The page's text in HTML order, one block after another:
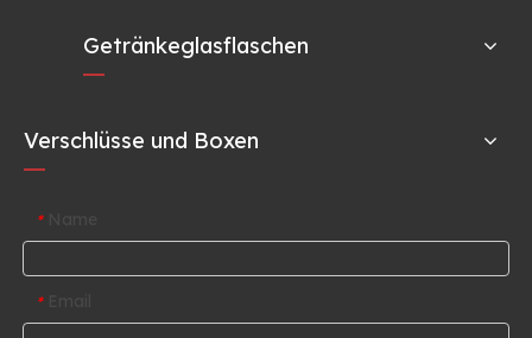
Getränkeglasflaschen
Verschlüsse und Boxen
*
*